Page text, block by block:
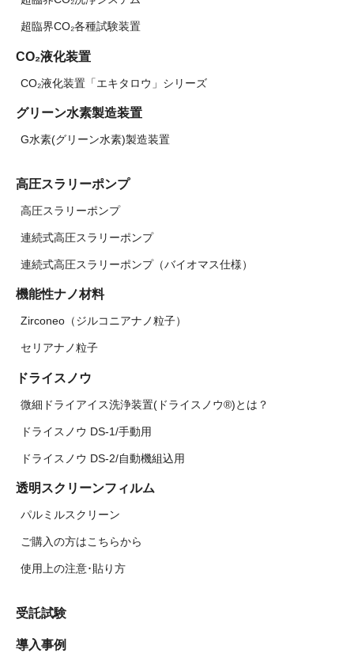
超臨界CO₂各種試験装置
CO₂液化装置
CO₂液化装置「エキタロウ」シリーズ
グリーン水素製造装置
G水素(グリーン水素)製造装置
高圧スラリーポンプ
高圧スラリーポンプ
連続式高圧スラリーポンプ
連続式高圧スラリーポンプ（バイオマス仕様）
機能性ナノ材料
Zirconeo（ジルコニアナノ粒子）
セリアナノ粒子
ドライスノウ
微細ドライアイス洗浄装置(ドライスノウ®)とは？
ドライスノウ DS-1/手動用
ドライスノウ DS-2/自動機組込用
透明スクリーンフィルム
パルミルスクリーン
ご購入の方はこちらから
使用上の注意･貼り方
受託試験
導入事例